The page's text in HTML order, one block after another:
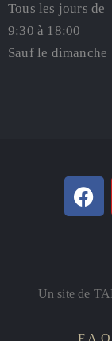
Tous les jours de
9:30 à 18:00
Sauf le dimanche
Un site de